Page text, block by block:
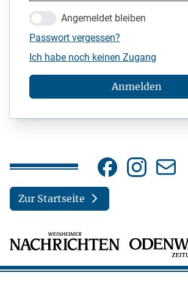
Angemeldet bleiben
Passwort vergessen?
Ich habe noch keinen Zugang
Anmelden
Zur Startseite